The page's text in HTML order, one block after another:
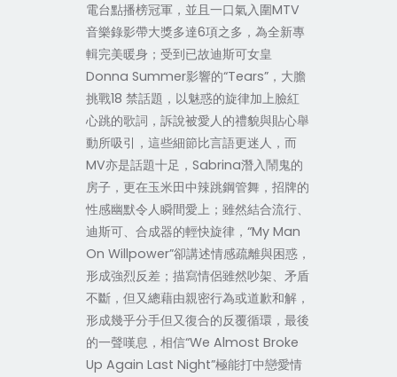
電台點播榜冠軍，並且一口氣入圍MTV
音樂錄影帶大獎多達6項之多，為全新專
輯完美暖身；受到已故迪斯可女皇
Donna Summer影響的“Tears”，大膽
挑戰18 禁話題，以魅惑的旋律加上臉紅
心跳的歌詞，訴說被愛人的禮貌與貼心舉
動所吸引，這些細節比言語更迷人，而
MV亦是話題十足， Sabrina潛入鬧鬼的
房子，更在玉米田中辣跳鋼管舞，招牌的
性感幽默令人瞬間愛上；雖然結合流行、
迪斯可、合成器的輕快旋律，“My Man
On Willpower”卻講述情感疏離與困惑，
形成強烈反差；描寫情侶雖然吵架、矛盾
不斷，但又總藉由親密行為或道歉和解，
形成幾乎分手但又復合的反覆循環，最後
的一聲嘆息，相信“We Almost Broke
Up Again Last Night”極能打中戀愛情